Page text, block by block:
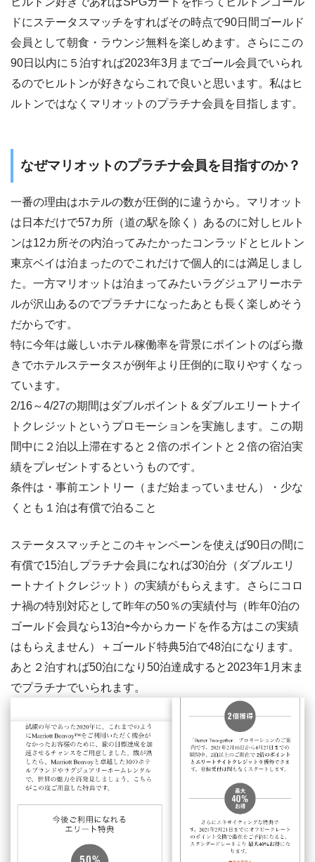
ドにステータスマッチをすればその時点で90日間ゴールド
会員として朝食・ラウンジ無料を楽しめます。さらにこの
90日以内に５泊すれば2023年3月までゴール会員でいられ
るのでヒルトンが好きならこれで良いと思います。私はヒ
ルトンではなくマリオットのプラチナ会員を目指します。
なぜマリオットのプラチナ会員を目指すのか？
一番の理由はホテルの数が圧倒的に違うから。マリオット
は日本だけで57カ所（道の駅を除く）あるのに対しヒルト
ンは12カ所その内泊ってみたかったコンラッドとヒルトン
東京ベイは泊まったのでこれだけで個人的には満足しまし
た。一方マリオットは泊まってみたいラグジュアリーホテ
ルが沢山あるのでプラチナになったあとも長く楽しめそう
だからです。
特に今年は厳しいホテル稼働率を背景にポイントのばら撒
きでホテルステータスが例年より圧倒的に取りやすくなっ
ています。
2/16～4/27の期間はダブルポイント＆ダブルエリートナイ
トクレジットというプロモーションを実施します。この期
間中に２泊以上滞在すると２倍のポイントと２倍の宿泊実
績をプレゼントするというものです。
条件は・事前エントリー（まだ始まっていません）・少な
くとも１泊は有償で泊ること
ステータスマッチとこのキャンペーンを使えば90日の間に
有償で15泊しプラチナ会員になれば30泊分（ダブルエリ
ートナイトクレジット）の実績がもらえます。さらにコロ
ナ禍の特別対応として昨年の50％の実績付与（昨年0泊の
ゴールド会員なら13泊⇦今からカードを作る方はこの実績
はもらえません）＋ゴールド特典5泊で48泊になります。
あと２泊すれば50泊になり50泊達成すると2023年1月末ま
でプラチナでいられます。